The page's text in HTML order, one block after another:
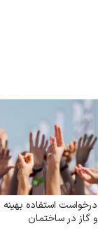
درخواست استفاده بهینه
و گاز در ساختمان